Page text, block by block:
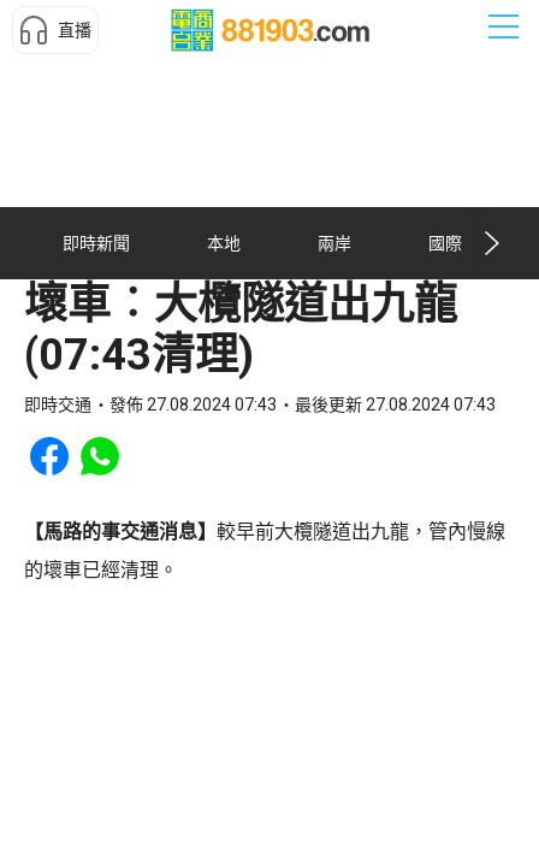
直播
即時新聞 本地 兩岸 國際
壞車︰大欖隧道出九龍
(07:43清理)
即時交通 發佈 27.08.2024 07:43 最後更新 27.08.2024 07:43
Share to Facebook
Share to WhatsApp
【馬路的事交通消息】 較早前大欖隧道出九龍，管內慢線
的壞車已經清理。